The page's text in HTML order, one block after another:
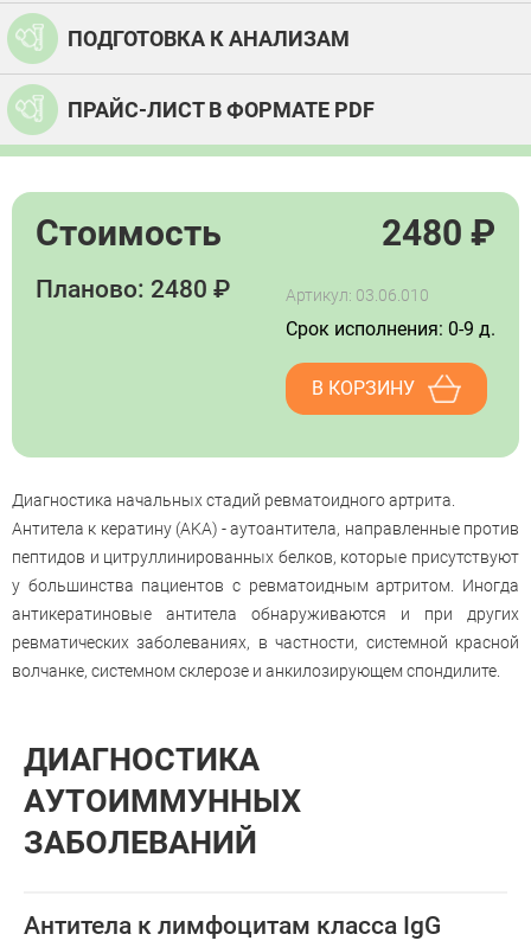
ПОДГОТОВКА К АНАЛИЗАМ
ПРАЙС-ЛИСТ В ФОРМАТЕ PDF
Стоимость 2480 ₽
Планово: 2480 ₽ Артикул: 03.06.010
Срок исполнения: 0-9 д.
В КОРЗИНУ
Диагностика начальных стадий ревматоидного артрита.
Антитела к кератину (AKA) - аутоантитела, направленные против
пептидов и цитруллинированных белков, которые присутствуют
у большинства пациентов с ревматоидным артритом. Иногда
антикератиновые антитела обнаруживаются и при других
ревматических заболеваниях, в частности, системной красной
волчанке, системном склерозе и анкилозирующем спондилите.
ДИАГНОСТИКА
АУТОИММУННЫХ
ЗАБОЛЕВАНИЙ
Антитела к лимфоцитам класса IgG